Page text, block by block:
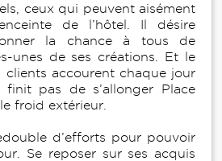
ceux qui peuvent aisément
de l’hôtel. Il désire
la chance à tous de
unes de ses créations. Et le
clients accourent chaque jour
finit pas de s’allonger Place
froid extérieur.
d’efforts pour pouvoir
Se reposer sur ses acquis